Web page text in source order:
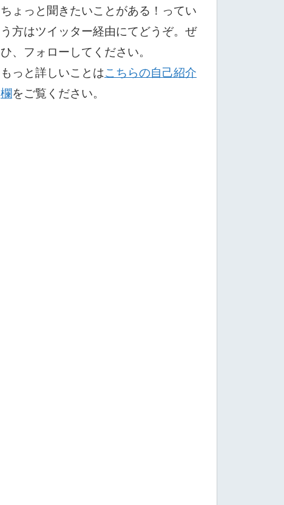
ちょっと聞きたいことがある！ってい
う方はツイッター経由にてどうぞ。ぜ
ひ、フォローしてください。
もっと詳しいことはこちらの自己紹介
欄をご覧ください。